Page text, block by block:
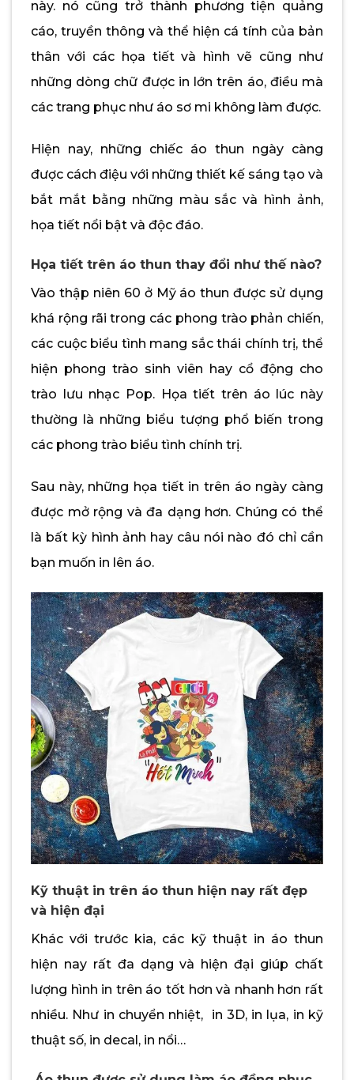
này. nó cũng trở thành phương tiện quảng
cáo, truyền thông và thể hiện cá tính của bản
thân với các họa tiết và hình vẽ cũng như
những dòng chữ được in lớn trên áo, điều mà
các trang phục như áo sơ mi không làm được.
Hiện nay, những chiếc áo thun ngày càng
được cách điệu với những thiết kế sáng tạo và
bắt mắt bằng những màu sắc và hình ảnh,
họa tiết nổi bật và độc đáo.
Họa tiết trên áo thun thay đổi như thế nào?
Vào thập niên 60 ở Mỹ áo thun được sử dụng
khá rộng rãi trong các phong trào phản chiến,
các cuộc biểu tình mang sắc thái chính trị, thể
hiện phong trào sinh viên hay cổ động cho
trào lưu nhạc Pop. Họa tiết trên áo lúc này
thường là những biểu tượng phổ biến trong
các phong trào biểu tình chính trị.
Sau này, những họa tiết in trên áo ngày càng
được mở rộng và đa dạng hơn. Chúng có thể
là bất kỳ hình ảnh hay câu nói nào đó chỉ cần
bạn muốn in lên áo.
Kỹ thuật in trên áo thun hiện nay rất đẹp
và hiện đại
Khác với trước kia, các kỹ thuật in áo thun
hiện nay rất đa dạng và hiện đại giúp chất
lượng hình in trên áo tốt hơn và nhanh hơn rất
nhiều. Như in chuyển nhiệt, in 3D, in lụa, in kỹ
thuật số, in decal, in nổi…